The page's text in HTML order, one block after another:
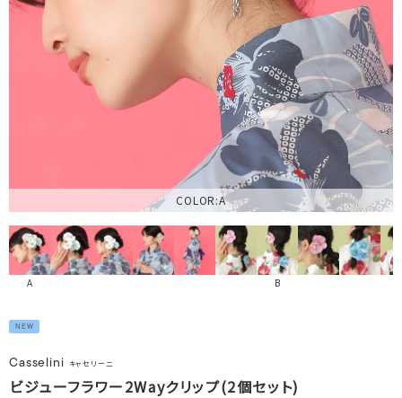
COLOR:A
A B
NEW
Casselini キャセリーニ
ビジューフラワー2Wayクリップ(2個セット)